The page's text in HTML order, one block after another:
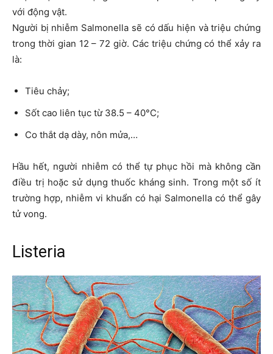
với động vật.
Người bị nhiễm Salmonella sẽ có dấu hiện và triệu chứng
trong thời gian 12 – 72 giờ. Các triệu chứng có thể xảy ra
là:
Tiêu chảy;
Sốt cao liên tục từ 38.5 – 40°C;
Co thắt dạ dày, nôn mửa,…
Hầu hết, người nhiễm có thể tự phục hồi mà không cần
điều trị hoặc sử dụng thuốc kháng sinh. Trong một số ít
trường hợp, nhiễm vi khuẩn có hại Salmonella có thể gây
tử vong.
Listeria